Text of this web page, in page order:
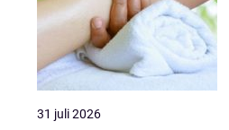
31 juli 2026